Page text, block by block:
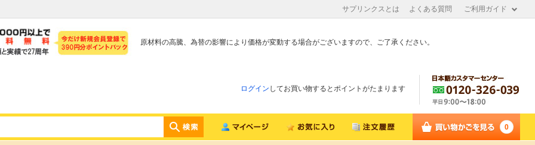
サプリンクスとは よくある質問 ご利用ガイド
原材料の高騰、為替の影響により価格が変動する場合がございますので、ご了承ください。
ログイン してお買い物するとポイントがたまります
0